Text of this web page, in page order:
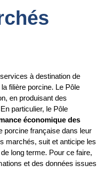
à destination de
filière porcine. Le Pôle
en produisant des
particulier, le Pôle
économique des
porcine française dans leur
marchés, suit et anticipe les
long terme. Pour ce faire,
et des données issues